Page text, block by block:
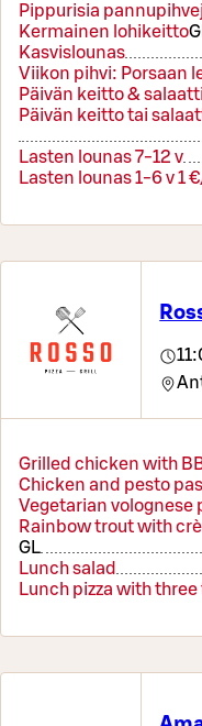
Pippurisia
Kermainen lohikeittoG
Kasvislounas
Viikon pihvi: Porsaan
Päivän keitto &
Päivän keitto tai
Lasten lounas 7-12 v
Lasten lounas 1-6 v 1
Grilled chicken with
Chicken and pesto
Vegetarian volognese
Rainbow trout with
GL
Lunch salad
Lunch pizza with